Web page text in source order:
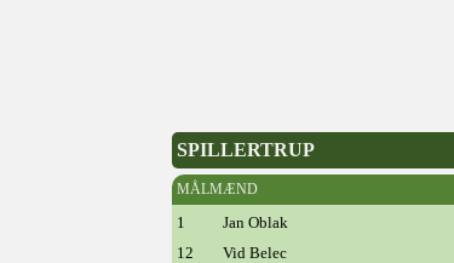
SPILLERTRUP
MÅLMÆND
1 Jan Oblak
12
Vid Belec